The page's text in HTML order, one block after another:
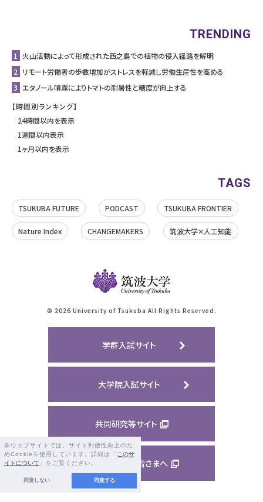
本ウェブサイトでは、サイト利便性向上のた
めCookieを使用しています。詳細は「 このサ
イトについて 」をご覧ください。
同意しない 同意する
TRENDING
1 ⽕⼭活動によって形成された⻄之島での植物の侵⼊経路を解明
2 リモート労働者の歩数増加がストレスを軽減し労働生産性を高める
3 エタノール噴霧によりトマトの耐暑性と糖度が向上する
【時間別ランキング】
24時間以内を表示
1週間以内表示
1ヶ月以内を表示
TAGS
TSUKUBA FUTURE PODCAST TSUKUBA FRONTIER
Nature Index CHANGEMAKERS 筑波大学✕人工知能
© 2026 University of Tsukuba All Rights Reserved.
学群入試サイト
大学院入試サイト
共同研究等サイト
ご支援くださる皆さまへ